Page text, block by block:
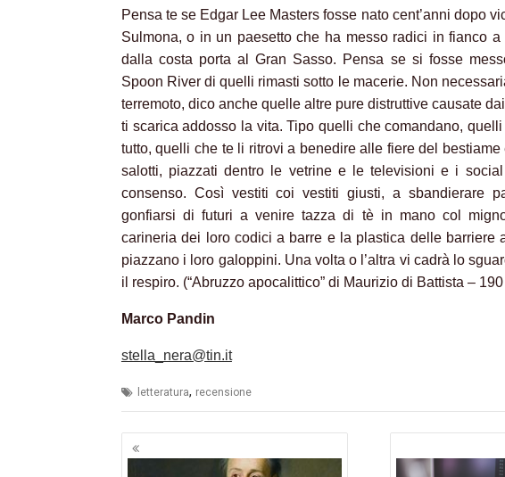
Pensa te se Edgar Lee Masters fosse nato cent’anni dopo
Sulmona, o in un paesetto che ha messo radici in fianco
dalla costa porta al Gran Sasso. Pensa se si fosse
Spoon River di quelli rimasti sotto le macerie. Non
terremoto, dico anche quelle altre pure distruttive causate
ti scarica addosso la vita. Tipo quelli che comandano,
tutto, quelli che te li ritrovi a benedire alle fiere del
salotti, piazzati dentro le vetrine e le televisioni e i
consenso. Così vestiti coi vestiti giusti, a sbandierare
gonfiarsi di futuri a venire tazza di tè in mano col
carineria dei loro codici a barre e la plastica delle barriere
piazzano i loro galoppini. Una volta o l’altra vi cadrà lo
il respiro. (“Abruzzo apocalittico” di Maurizio di Battista –
Marco Pandin
stella_nera@tin.it
letteratura, recensione
Navigazione
articoli